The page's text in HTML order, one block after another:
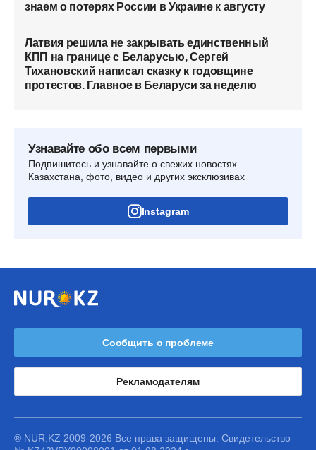
знаем о потерях России в Украине к августу
Латвия решила не закрывать единственный
КПП на границе с Беларусью, Сергей
Тихановский написал сказку к годовщине
протестов. Главное в Беларуси за неделю
Узнавайте обо всем первыми
Подпишитесь и узнавайте о свежих новостях
Казахстана, фото, видео и других эксклюзивах
Instagram
Сообщить о проблеме
Рекламодателям
® NUR.KZ 2009-2026 Все права защищены. Свидетельство